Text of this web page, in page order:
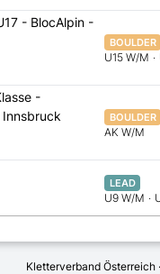
- BlocAlpin -
BOULDER
U15 W/M ·
-
Innsbruck
BOULDER
AK W/M
LEAD
U9 W/M ·
Kletterverband Österreich